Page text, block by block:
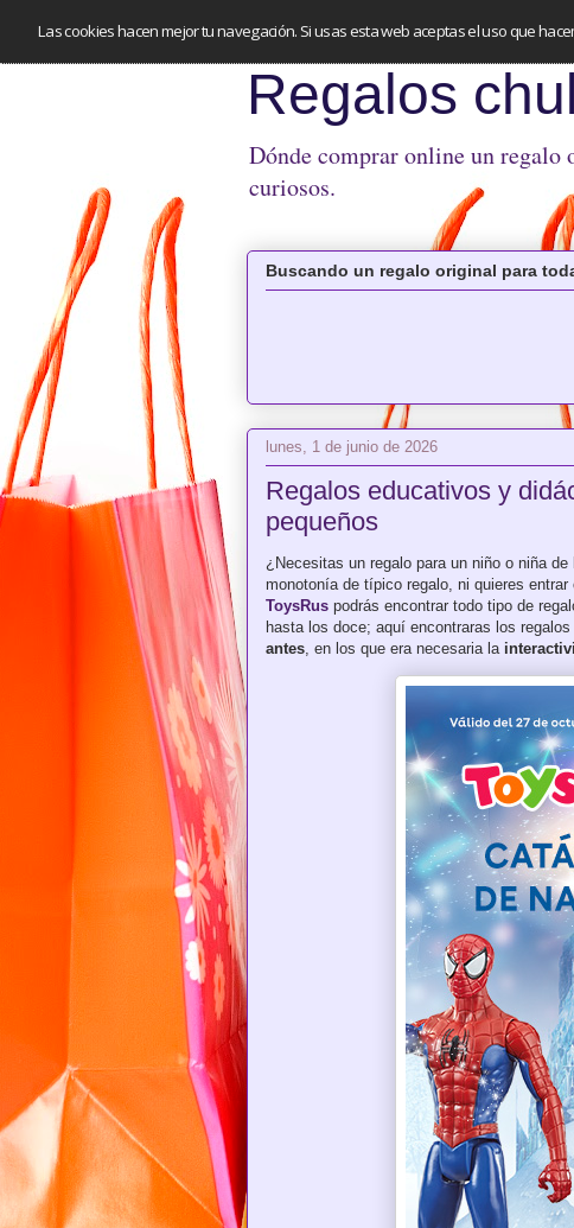
Las cookies hacen mejor tu navegación. Si usas esta web aceptas el uso que
Regalos
Dónde comprar online un regalo
curiosos.
Buscando un regalo original para
lunes, 1 de junio de 2026
Regalos educativos y
pequeños
¿Necesitas un regalo para un niño o niña
monotonía de típico regalo, ni quieres
ToysRus podrás encontrar todo tipo de
hasta los doce; aquí encontraras los
antes, en los que era necesaria la